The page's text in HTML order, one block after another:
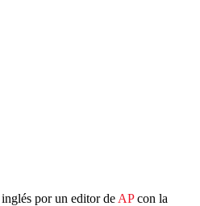
por un editor de APcon la